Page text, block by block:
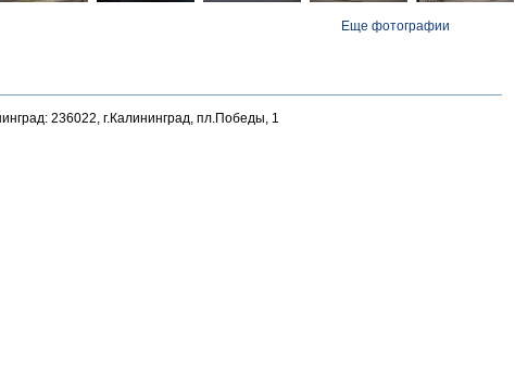
Еще фотографии
236022, г.Калининград, пл.Победы, 1